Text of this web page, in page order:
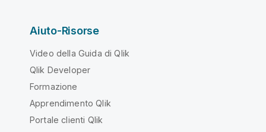
Aiuto-Risorse
Video della Guida di Qlik
Qlik Developer
Formazione
Apprendimento Qlik
Portale clienti Qlik